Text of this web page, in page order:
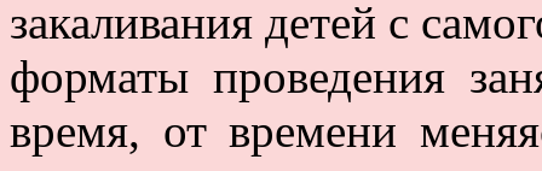
закаливания детей с
форматы проведения
время, от времени